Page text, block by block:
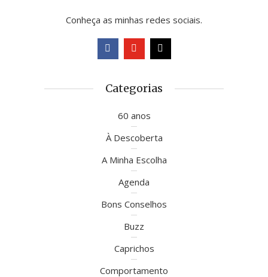
Conheça as minhas redes sociais.
Categorias
60 anos
À Descoberta
A Minha Escolha
Agenda
Bons Conselhos
Buzz
Caprichos
Comportamento